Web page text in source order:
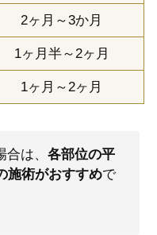
2ヶ月～3か月
1ヶ月半～2ヶ月
1ヶ月～2ヶ月
は、 各部位の平
施術がおすすめで